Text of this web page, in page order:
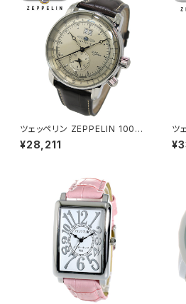
ツェッペリン ZEPPELIN 100周
年 記念モデル LZ1 クオーツ メ
ンズ 腕時計 7640-1 アイボリ
¥28,211
ツ
ン
腕